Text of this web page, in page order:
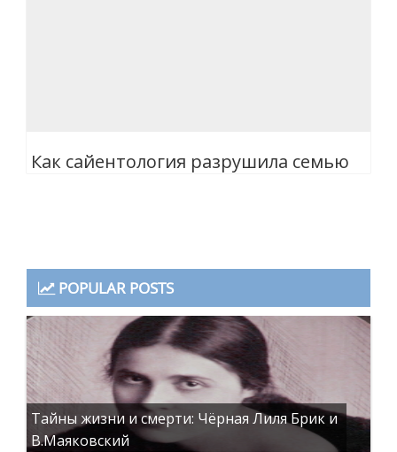
Как сайентология разрушила семью
POPULAR POSTS
Тайны жизни и смерти: Чёрная Лиля Брик и
В.Маяковский